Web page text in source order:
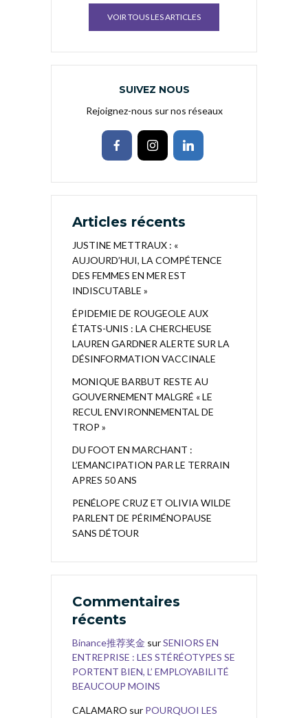
VOIR TOUS LES ARTICLES
SUIVEZ NOUS
Rejoignez-nous sur nos réseaux
Articles récents
JUSTINE METTRAUX : «
AUJOURD’HUI, LA COMPÉTENCE
DES FEMMES EN MER EST
INDISCUTABLE »
ÉPIDEMIE DE ROUGEOLE AUX
ÉTATS-UNIS : LA CHERCHEUSE
LAUREN GARDNER ALERTE SUR LA
DÉSINFORMATION VACCINALE
MONIQUE BARBUT RESTE AU
GOUVERNEMENT MALGRÉ « LE
RECUL ENVIRONNEMENTAL DE
TROP »
DU FOOT EN MARCHANT :
L’EMANCIPATION PAR LE TERRAIN
APRES 50 ANS
PENÉLOPE CRUZ ET OLIVIA WILDE
PARLENT DE PÉRIMÉNOPAUSE
SANS DÉTOUR
Commentaires
récents
Binance推荐奖金 surSENIORS EN
ENTREPRISE : LES STÉRÉOTYPES SE
PORTENT BIEN, L’ EMPLOYABILITÉ
BEAUCOUP MOINS
CALAMARO sur POURQUOI LES